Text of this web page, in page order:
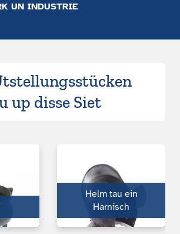
UN INDUSTRIE
up disse Siet
Helm tau ein
Harnisch